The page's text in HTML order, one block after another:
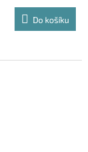
Do košíku